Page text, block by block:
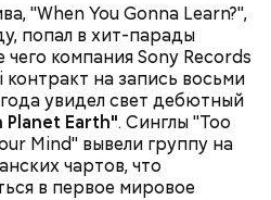
"When You Gonna Learn?",
попал в хит-парады
компания Sony Records
на запись восьми
увидел свет дебютный
Planet Earth". Синглы "Too
Mind" вывели группу на
чартов, что
в первое мировое